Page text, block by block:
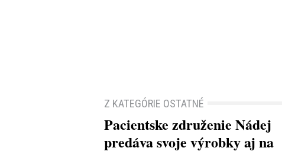
Z KATEGÓRIE OSTATNÉ
Pacientske združenie Nádej
predáva svoje výrobky aj na